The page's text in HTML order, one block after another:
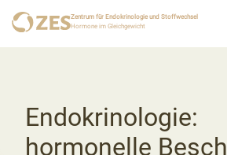
Zentrum für Endokrinologie und Stoffwechsel
Hormone im Gleichgewicht
Endokrinologie:
hormonelle